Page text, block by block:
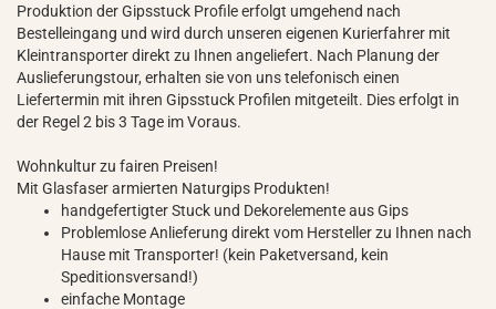
Produktion der Gipsstuck Profile erfolgt umgehend nach
Bestelleingang und wird durch unseren eigenen Kurierfahrer mit
Kleintransporter direkt zu Ihnen angeliefert. Nach Planung der
Auslieferungstour, erhalten sie von uns telefonisch einen
Liefertermin mit ihren Gipsstuck Profilen mitgeteilt. Dies erfolgt in
der Regel 2 bis 3 Tage im Voraus.
Wohnkultur zu fairen Preisen!
Mit Glasfaser armierten Naturgips Produkten!
handgefertigter Stuck und Dekorelemente aus Gips
Problemlose Anlieferung direkt vom Hersteller zu Ihnen nach
Hause mit Transporter! (kein Paketversand, kein
Speditionsversand!)
einfache Montage